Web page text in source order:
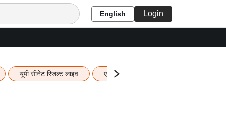
English Login
यूपी सीनेट रिजल्ट लाइव एचबीएसई 12वीं का रिजल्ट लाइव